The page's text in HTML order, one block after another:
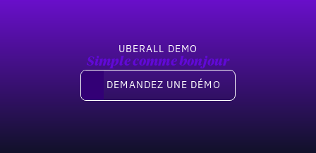
UBERALL DEMO
Simple comme bonjour
Demandez une démo
DEMANDEZ UNE DÉMO